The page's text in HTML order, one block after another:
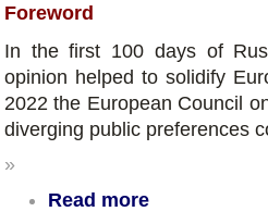
Foreword
In the first 100 days of
opinion helped to solidify
2022 the European Council
diverging public preferences
»
Read more